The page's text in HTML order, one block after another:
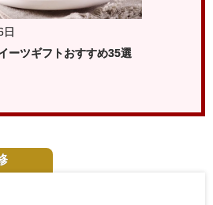
日
ーツギフトおすすめ35選